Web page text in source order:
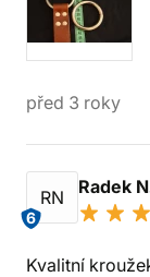
před 3 roky
RN
6
Radek
Kvalitní